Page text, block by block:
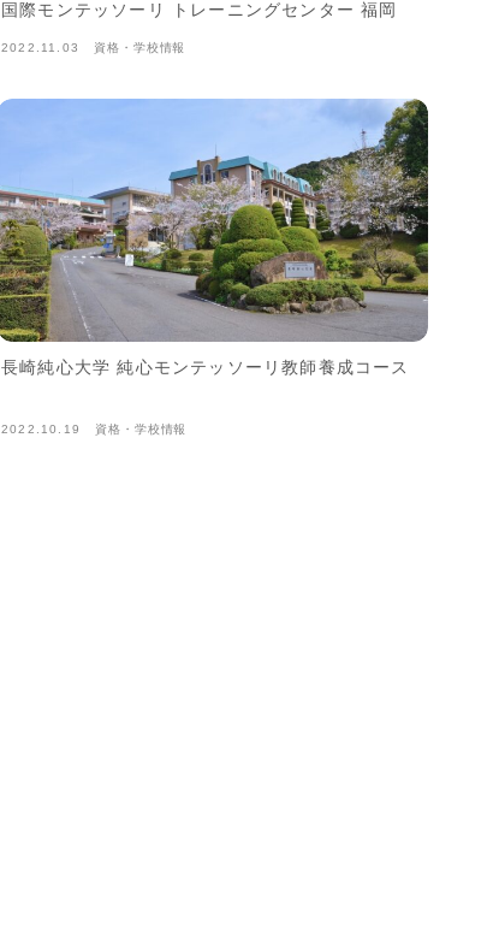
国際モンテッソーリ トレーニングセンター 福岡
2022.11.03 資格・学校情報
長崎純心大学 純心モンテッソーリ教師養成コース
2022.10.19 資格・学校情報